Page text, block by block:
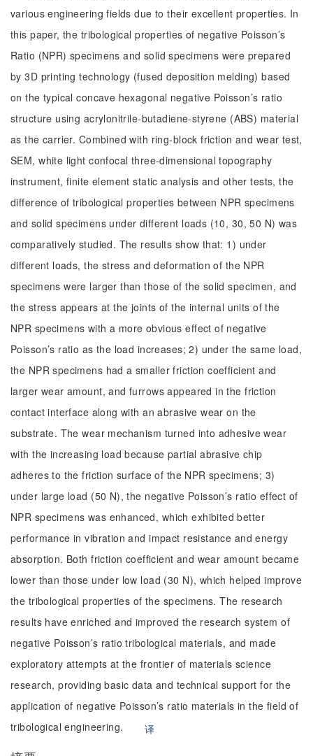
various engineering fields due to their excellent properties. In
this paper, the tribological properties of negative Poisson’s
Ratio (NPR) specimens and solid specimens were prepared
by 3D printing technology (fused deposition melding) based
on the typical concave hexagonal negative Poisson’s ratio
structure using acrylonitrile-butadiene-styrene (ABS) material
as the carrier. Combined with ring-block friction and wear test,
SEM, white light confocal three-dimensional topography
instrument, finite element static analysis and other tests, the
difference of tribological properties between NPR specimens
and solid specimens under different loads (10, 30, 50 N) was
comparatively studied. The results show that: 1) under
different loads, the stress and deformation of the NPR
specimens were larger than those of the solid specimen, and
the stress appears at the joints of the internal units of the
NPR specimens with a more obvious effect of negative
Poisson’s ratio as the load increases; 2) under the same load,
the NPR specimens had a smaller friction coefficient and
larger wear amount, and furrows appeared in the friction
contact interface along with an abrasive wear on the
substrate. The wear mechanism turned into adhesive wear
with the increasing load because partial abrasive chip
adheres to the friction surface of the NPR specimens; 3)
under large load (50 N), the negative Poisson’s ratio effect of
NPR specimens was enhanced, which exhibited better
performance in vibration and impact resistance and energy
absorption. Both friction coefficient and wear amount became
lower than those under low load (30 N), which helped improve
the tribological properties of the specimens. The research
results have enriched and improved the research system of
negative Poisson’s ratio tribological materials, and made
exploratory attempts at the frontier of materials science
research, providing basic data and technical support for the
application of negative Poisson’s ratio materials in the field of
tribological engineering.
译